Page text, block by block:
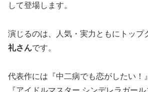
して登場します。
演じるのは、人気・実力ともにトップ
礼さんです。
代表作には『中二病でも恋がしたい！
『アイドルマスター シンデレラガー